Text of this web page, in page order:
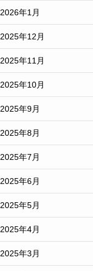
2026年1月
2025年12月
2025年11月
2025年10月
2025年9月
2025年8月
2025年7月
2025年6月
2025年5月
2025年4月
2025年3月